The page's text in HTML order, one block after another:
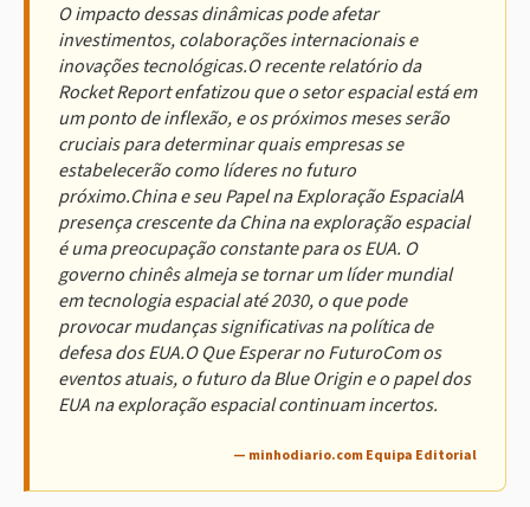
O impacto dessas dinâmicas pode afetar
investimentos, colaborações internacionais e
inovações tecnológicas.O recente relatório da
Rocket Report enfatizou que o setor espacial está em
um ponto de inflexão, e os próximos meses serão
cruciais para determinar quais empresas se
estabelecerão como líderes no futuro
próximo.China e seu Papel na Exploração EspacialA
presença crescente da China na exploração espacial
é uma preocupação constante para os EUA. O
governo chinês almeja se tornar um líder mundial
em tecnologia espacial até 2030, o que pode
provocar mudanças significativas na política de
defesa dos EUA.O Que Esperar no FuturoCom os
eventos atuais, o futuro da Blue Origin e o papel dos
EUA na exploração espacial continuam incertos.
— minhodiario.com Equipa Editorial